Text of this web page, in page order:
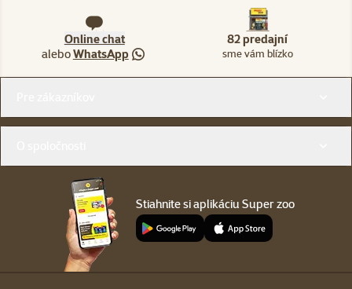
Online chat
aleboWhatsApp
82 predajní
sme vám blízko
Stiahnite si aplikáciu Super zoo